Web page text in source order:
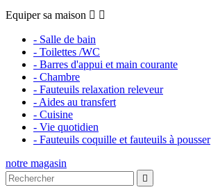
Equiper sa maison  
- Salle de bain
- Toilettes /WC
- Barres d'appui et main courante
- Chambre
- Fauteuils relaxation releveur
- Aides au transfert
- Cuisine
- Vie quotidien
- Fauteuils coquille et fauteuils à pousser
notre magasin
